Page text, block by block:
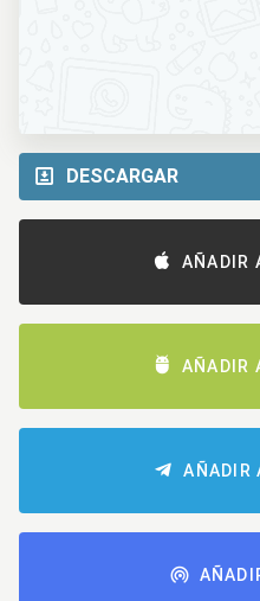
DESCARGAR
AÑADIR
AÑADIR
AÑADIR